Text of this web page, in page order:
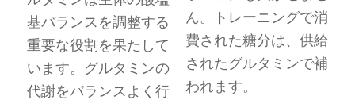
基バランスを調整する
重要な役割を果たして
います。グルタミンの
代謝をバランスよく行
ん。トレーニングで消
費された糖分は、供給
されたグルタミンで補
われます。